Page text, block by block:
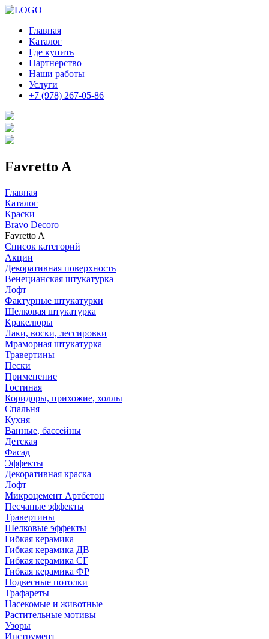
Главная
Каталог
Где купить
Партнерство
Наши работы
Услуги
+7 (978) 267-05-86
Favretto A
Главная
Каталог
Краски
Bravo Decoro
Favretto A
Список категорий
Акции
Декоративная поверхность
Венецианская штукатурка
Лофт
Фактурные штукатурки
Шелковая штукатурка
Кракелюры
Лаки, воски, лессировки
Мраморная штукатурка
Травертины
Пески
Применение
Гостиная
Коридоры, прихожие, холлы
Спальня
Кухня
Ванные, бассейны
Детская
Фасад
Эффекты
Декоративная краска
Лофт
Микроцемент Артбетон
Песчаные эффекты
Травертины
Шелковые эффекты
Гибкая керамика
Гибкая керамика ДВ
Гибкая керамика СГ
Гибкая керамика ФР
Подвесные потолки
Трафареты
Насекомые и животные
Растительные мотивы
Узоры
Инструмент